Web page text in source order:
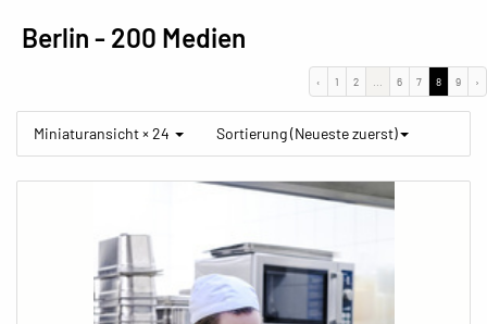
Berlin - 200 Medien
‹ 1 2 6 7 8 9 ›
Miniaturansicht × 24 Sortierung (Neueste zuerst)